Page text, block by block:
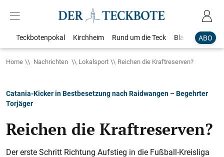
ABO
Teckbotenpokal Kirchheim Rund um die Teck Blaulicht
Home Nachrichten Lokalsport Reichen die Kraftreserven?
Catania-Kicker in Bestbesetzung nach Raidwangen – Begehrter
Torjäger
Reichen die Kraftreserven?
Der erste Schritt Richtung Aufstieg in die Fußball-Kreisliga